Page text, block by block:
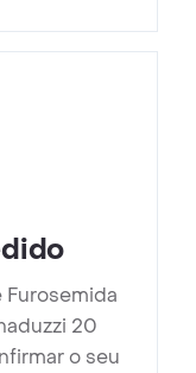
Furosemida
20
o seu